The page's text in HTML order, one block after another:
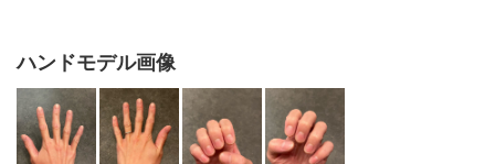
ハンドモデル画像